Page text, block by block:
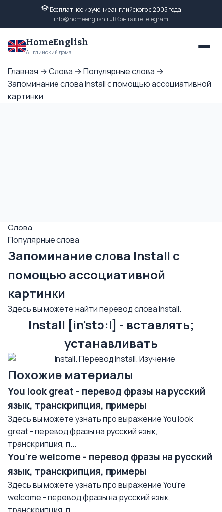
Бесплатное изучение английского с 2005 года
info@homeenglish.ruВКонтактеTelegram
HomeEnglish
Английский дома
Главная →Слова →Популярные слова →
Запоминание слова Install с помощью ассоциативной
картинки
Слова
Популярные слова
Запоминание слова Install с
помощью ассоциативной
картинки
Здесь вы можете найти перевод слова Install.
Install [in'stɔ:l] - вставлять;
устанавливать
Похожие материалы
You look great - перевод фразы на русский
язык, транскрипция, примеры
Здесь вы можете узнать про выражение You look
great - перевод фразы на русский язык,
транскрипция, п...
You're welcome - перевод фразы на русский
язык, транскрипция, примеры
Здесь вы можете узнать про выражение You're
welcome - перевод фразы на русский язык,
транскрипция, п...